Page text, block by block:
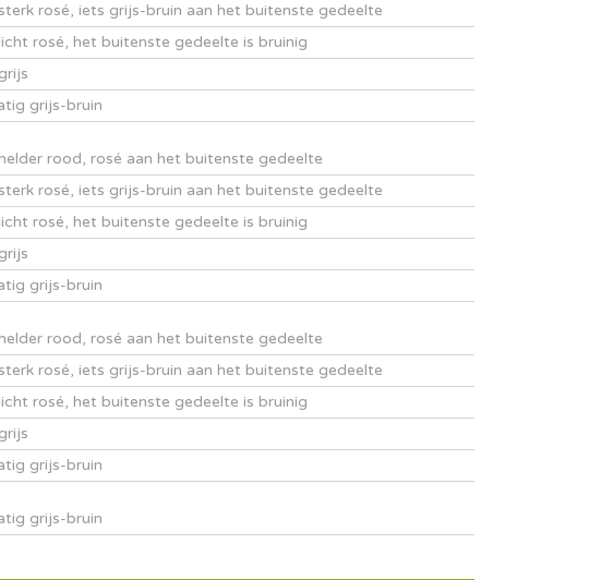
rosé, iets grijs-bruin aan het buitenste gedeelte
rosé, het buitenste gedeelte is bruinig
grijs-bruin
rood, rosé aan het buitenste gedeelte
rosé, iets grijs-bruin aan het buitenste gedeelte
rosé, het buitenste gedeelte is bruinig
grijs-bruin
rood, rosé aan het buitenste gedeelte
rosé, iets grijs-bruin aan het buitenste gedeelte
rosé, het buitenste gedeelte is bruinig
grijs-bruin
grijs-bruin